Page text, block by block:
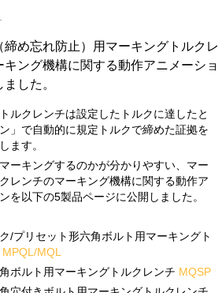
締め忘れ防止）用マーキングトルクレ
キング機構に関する動作アニメーショ
した。
ルクレンチは設定したトルクに達したと
」で自動的に規定トルクで締めた証拠を
ます。
ーキングするのかが分かりやすい、マー
レンチのマーキング機構に関する動作ア
を以下の5製品ページに公開しました。
/プリセット形六角ボルト用マーキングト
MPQL/MQL
ボルト用マーキングトルクレンチ MQSP